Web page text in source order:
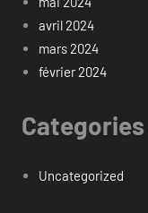
avril 2024
mars 2024
février 2024
Categories
Uncategorized